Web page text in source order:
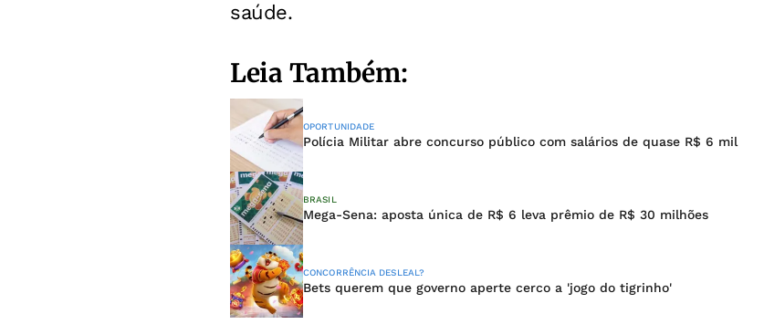
saúde.
Leia Também:
OPORTUNIDADE
Polícia Militar abre concurso público com salários de quase R$ 6 mil
BRASIL
Mega-Sena: aposta única de R$ 6 leva prêmio de R$ 30 milhões
CONCORRÊNCIA DESLEAL?
Bets querem que governo aperte cerco a 'jogo do tigrinho'